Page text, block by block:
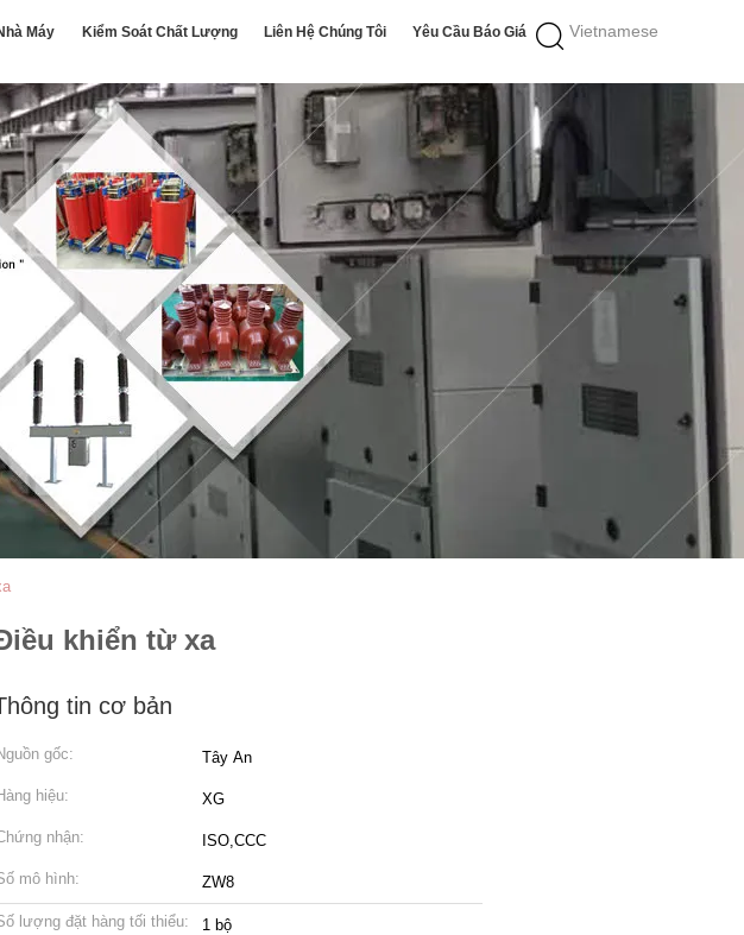
Vietnamese
Máy Kiểm Soát Chất Lượng Liên Hệ Chúng Tôi Yêu Cầu Báo Giá
khiển từ xa
tin cơ bản
gốc: Tây An
hiệu: XG
nhận: ISO,CCC
mô hình: ZW8
lượng đặt hàng tối thiểu: 1 bộ